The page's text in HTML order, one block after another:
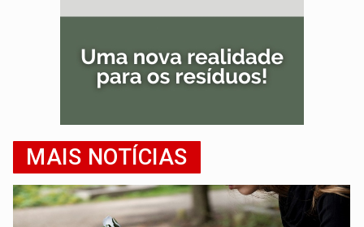
MAIS NOTÍCIAS